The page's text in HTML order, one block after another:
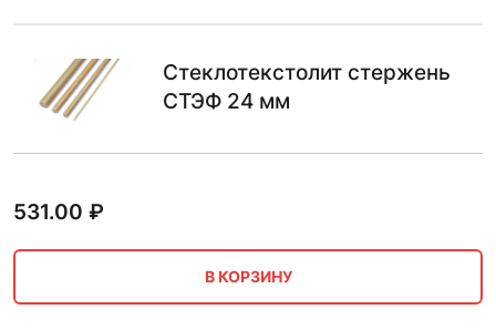
Стеклотекстолит стержень
СТЭФ 24 мм
531.00 ₽
В КОРЗИНУ